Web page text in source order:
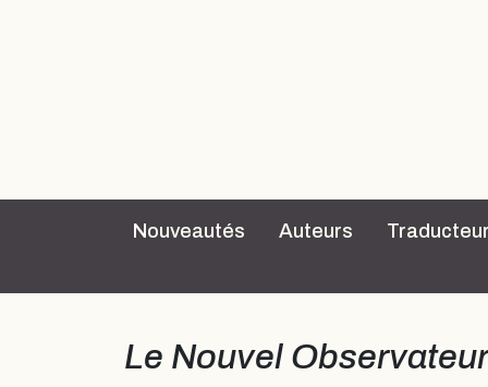
Nouveautés Auteurs
Le Nouvel Observateur